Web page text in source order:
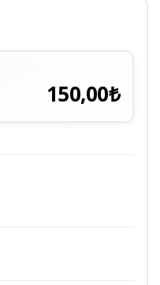
150,00₺